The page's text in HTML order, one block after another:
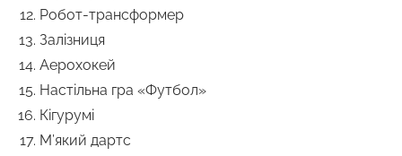
Робот-трансформер
Залізниця
Аерохокей
Настільна гра «Футбол»
Кігурумі
М’який дартс